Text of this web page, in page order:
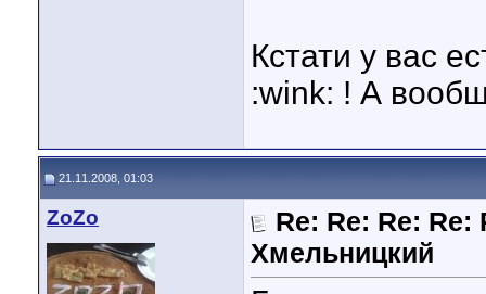
Кстати у вас
:wink: ! А
21.11.2008, 01:03
ZoZo
Re: Re: Re: Re:
Хмельницкий